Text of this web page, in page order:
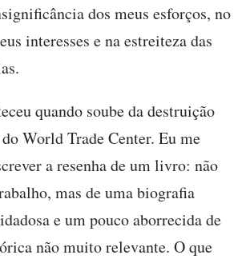
dos meus esforços, no
interesses e na estreiteza das
quando soube da destruição
World Trade Center. Eu me
a resenha de um livro: não
mas de uma biografia
e um pouco aborrecida de
não muito relevante. O que